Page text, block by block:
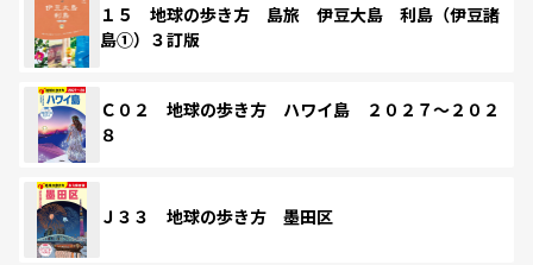
１５ 地球の歩き方 島旅 伊豆大島 利島（伊豆諸
島①）３訂版
Ｃ０２ 地球の歩き方 ハワイ島 ２０２７～２０２
８
Ｊ３３ 地球の歩き方 墨田区